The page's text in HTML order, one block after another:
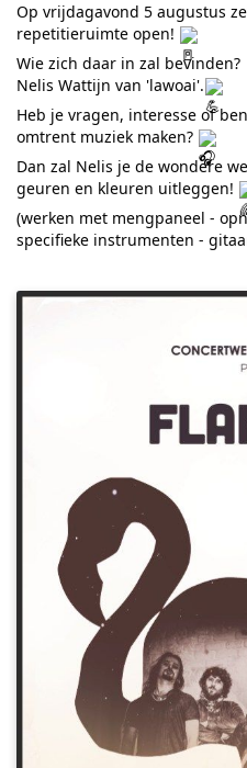
Op vrijdagavond 5 augustus
repetitieruimte open!
Wie zich daar in zal bevinden?
Nelis Wattijn van 'lawoai'.
Heb je vragen, interesse of
omtrent muziek maken?
Dan zal Nelis je de wondere
geuren en kleuren uitleggen!
(werken met mengpaneel -
specifieke instrumenten -